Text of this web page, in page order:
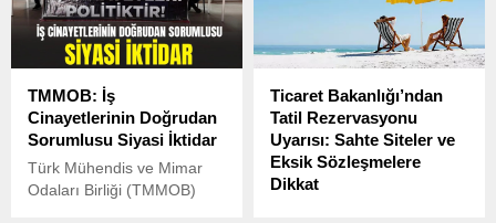
yapmadan hizmetleri yarıda
bıraktı.
Halkların Demokratik
Kongresi’ne (HDK) yönelik
yürütülen soruşturma
tarihinde İstanbul merkezli
10 ilde eş zamanlı
operasyonlar düzenlendi.
TMMOB: İş
Cinayetlerinin Doğrudan
Sorumlusu Siyasi İktidar
Türk Mühendis ve Mimar
Odaları Birliği (TMMOB)
Ticaret Bakanlığı’ndan
Tatil Rezervasyonu
Uyarısı: Sahte Siteler ve
Eksik Sözleşmelere
Dikkat